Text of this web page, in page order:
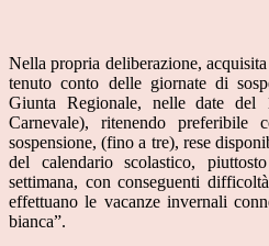
Nella propria deliberazione,
tenuto conto delle giornate di
Giunta Regionale, nelle date
Carnevale), ritenendo
sospensione, (fino a tre), rese
del calendario scolastico,
settimana, con conseguenti
effettuano le vacanze invernali
bianca”.